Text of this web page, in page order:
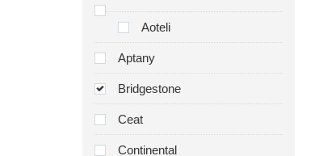
Aoteli
Aptany
Bridgestone
Ceat
Continental